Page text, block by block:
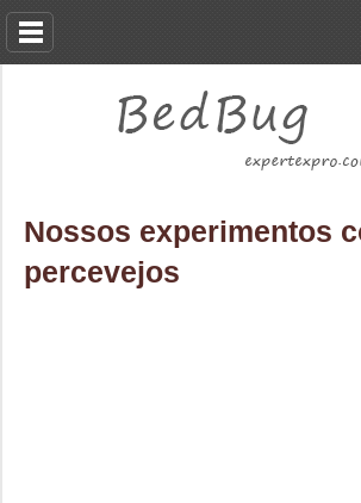
Nossos experimentos
percevejos